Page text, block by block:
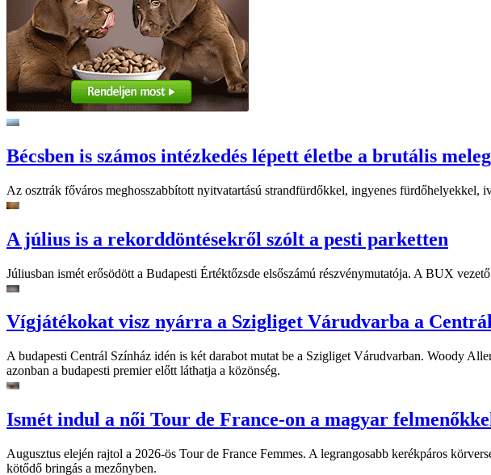
Bécsben is számos intézkedés lépett életbe a brutális
Az osztrák főváros meghosszabbított nyitvatartású strandfürdőkkel, ingyenes
A július is a rekorddöntésekről szólt a pesti parketten
Júliusban ismét erősödött a Budapesti Értéktőzsde elsőszámú részvénymutatója. A BUX
Vígjátékokat visz nyárra a Szigliget Várudvarba a
A budapesti Centrál Színház idén is két darabot mutat be a Szigliget Várudvarban. Woody
azonban a budapesti premier előtt láthatja a közönség.
Ismét indul a női Tour de France-on a magyar
Augusztus elején rajtol a 2026-ös Tour de France Femmes. A legrangosabb kerékpáros
kötődő bringás a mezőnyben.